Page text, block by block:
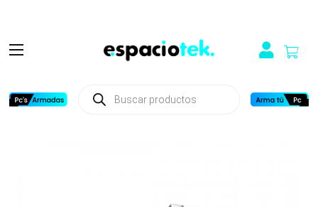
productos